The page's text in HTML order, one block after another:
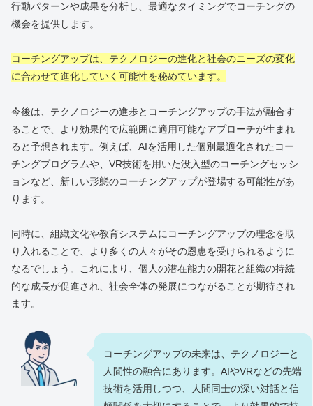
行動パターンや成果を分析し、最適なタイミングでコーチングの
機会を提供します。
コーチングアップは、テクノロジーの進化と社会のニーズの変化
に合わせて進化していく可能性を秘めています。
今後は、テクノロジーの進歩とコーチングアップの手法が融合す
ることで、より効果的で広範囲に適用可能なアプローチが生まれ
ると予想されます。例えば、AIを活用した個別最適化されたコー
チングプログラムや、VR技術を用いた没入型のコーチングセッシ
ョンなど、新しい形態のコーチングアップが登場する可能性があ
ります。
同時に、組織文化や教育システムにコーチングアップの理念を取
り入れることで、より多くの人々がその恩恵を受けられるように
なるでしょう。これにより、個人の潜在能力の開花と組織の持続
的な成長が促進され、社会全体の発展につながることが期待され
ます。
コーチングアップの未来は、テクノロジーと
人間性の融合にあります。AIやVRなどの先端
技術を活用しつつ、人間同士の深い対話と信